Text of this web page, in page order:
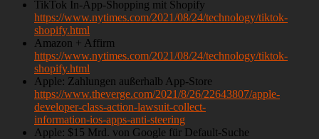
TikTok In-App-Shopping mit Shopify
https://www.nytimes.com/2021/08/24/technology/tiktok-
shopify.html
Amazon + Affirm
https://www.nytimes.com/2021/08/24/technology/tiktok-
shopify.html
Apple: Zahlungen außerhalb App-Store
https://www.theverge.com/2021/8/26/22643807/apple-
developer-class-action-lawsuit-collect-
information-ios-apps-anti-steering
Apple: $15 Mrd. von Google für Default-Suche